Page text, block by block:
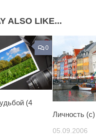
ALSO LIKE...
0
(4
Личность (с)
05.09.2006